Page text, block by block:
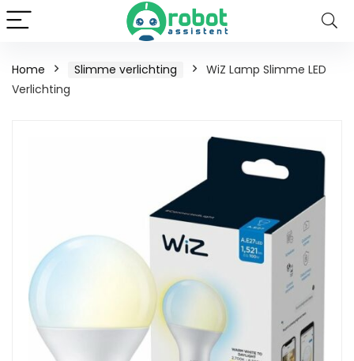
Home Slimme verlichting
WiZ Lamp Slimme LED
Verlichting